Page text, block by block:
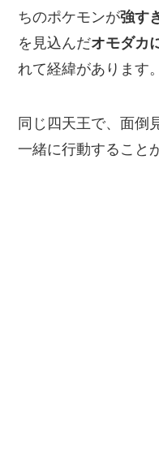
ちのポケモンが強す
を見込んだオモダカ
れて経緯があります。
同じ四天王で、面倒
一緒に行動すること